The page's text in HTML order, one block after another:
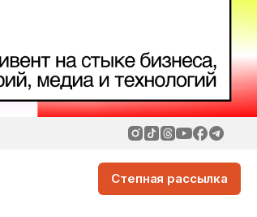
Степная рассылка